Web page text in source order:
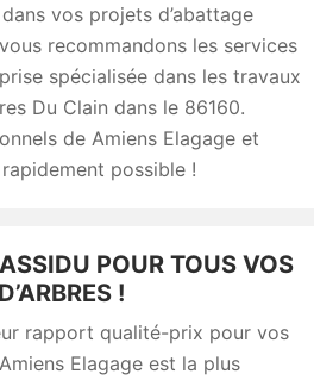
vos projets d’abattage
recommandons les services
spécialisée dans les travaux
Du Clain dans le 86160.
de Amiens Elagage et
possible !
POUR TOUS VOS
!
rapport qualité-prix pour vos
Elagage est la plus